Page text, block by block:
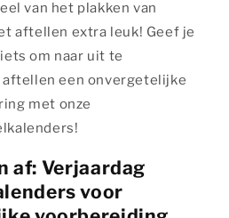
van het plakken van
aftellen extra leuk! Geef je
om naar uit te
aftellen een onvergetelijke
met onze
af: Verjaardag
voor